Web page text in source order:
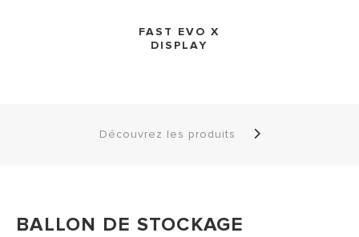
FAST EVO X
DISPLAY
Découvrez les produits
BALLON DE STOCKAGE